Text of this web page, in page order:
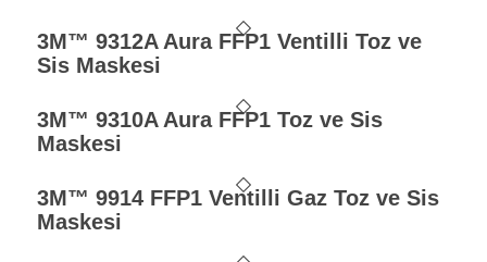
3M™ 9312A Aura FFP1 Ventilli Toz ve
Sis Maskesi
3M™ 9310A Aura FFP1 Toz ve Sis
Maskesi
3M™ 9914 FFP1 Ventilli Gaz Toz ve Sis
Maskesi